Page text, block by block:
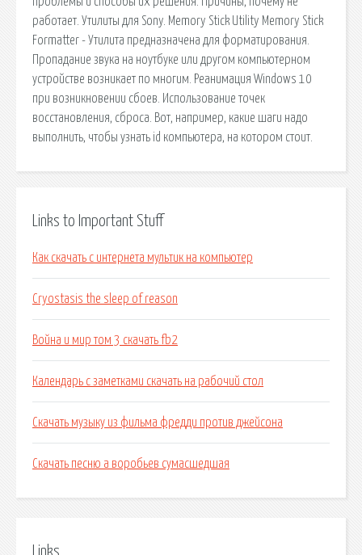
работает. Утилиты для Sony. Memory Stick Utility Memory Stick
Formatter - Утилита предназначена для форматирования.
Пропадание звука на ноутбуке или другом компьютерном
устройстве возникает по многим. Реанимация Windows 10
при возникновении сбоев. Использование точек
восстановления, сброса. Вот, например, какие шаги надо
выполнить, чтобы узнать id компьютера, на котором стоит.
Links to Important Stuff
Как скачать с интернета мультик на компьютер
Cryostasis the sleep of reason
Война и мир том 3 скачать fb2
Календарь с заметками скачать на рабочий стол
Скачать музыку из фильма фредди против джейсона
Скачать песню а воробьев сумасшедшая